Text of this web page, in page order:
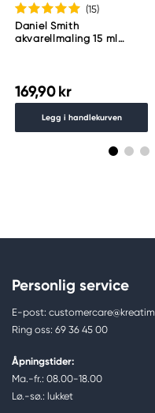
(15)
Daniel Smith
akvarellmaling 15 ml
169,90 kr
Legg i handlekurven
Personlig service
E-post:
Ring oss: 69 36 45 00
Åpningstider:
Ma.-fr.: 08.00-18.00
Lø.-sø.: lukket